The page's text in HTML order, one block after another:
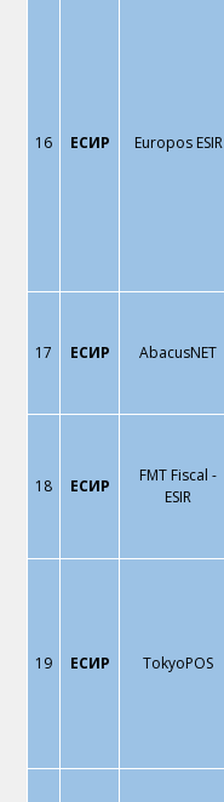
16 ЕСИР Europos ESIR
17 ЕСИР AbacusNET
18 ЕСИР
FMT Fiscal -
ESIR
19 ЕСИР TokyoPOS